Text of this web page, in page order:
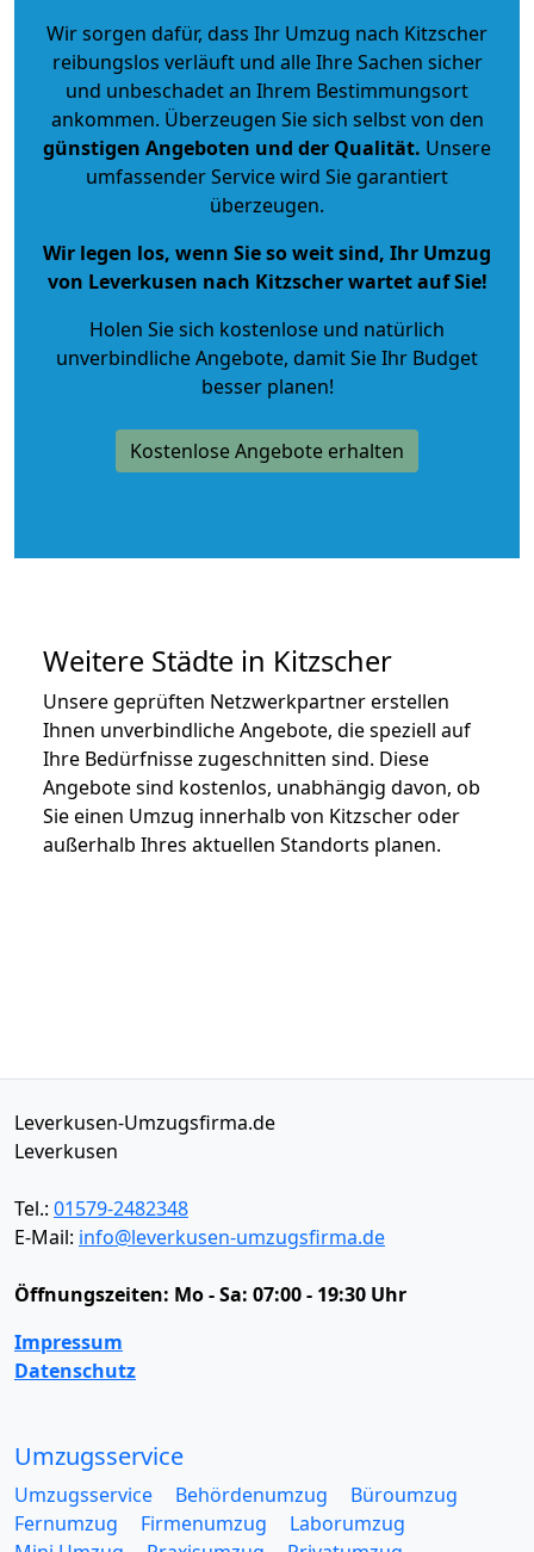
Wir sorgen dafür, dass Ihr Umzug nach Kitzscher
reibungslos verläuft und alle Ihre Sachen sicher
und unbeschadet an Ihrem Bestimmungsort
ankommen. Überzeugen Sie sich selbst von den
günstigen Angeboten und der Qualität. Unsere
umfassender Service wird Sie garantiert
überzeugen.
Wir legen los, wenn Sie so weit sind, Ihr Umzug
von Leverkusen nach Kitzscher wartet auf Sie!
Holen Sie sich kostenlose und natürlich
unverbindliche Angebote, damit Sie Ihr Budget
besser planen!
Kostenlose Angebote erhalten
Weitere Städte in Kitzscher
Unsere geprüften Netzwerkpartner erstellen
Ihnen unverbindliche Angebote, die speziell auf
Ihre Bedürfnisse zugeschnitten sind. Diese
Angebote sind kostenlos, unabhängig davon, ob
Sie einen Umzug innerhalb von Kitzscher oder
außerhalb Ihres aktuellen Standorts planen.
Leverkusen-Umzugsfirma.de
Leverkusen
Tel.: 01579-2482348
E-Mail: info@leverkusen-umzugsfirma.de
Öffnungszeiten: Mo - Sa: 07:00 - 19:30 Uhr
Impressum
Datenschutz
Umzugsservice
Umzugsservice Behördenumzug
Büroumzug
Fernumzug
Firmenumzug
Laborumzug